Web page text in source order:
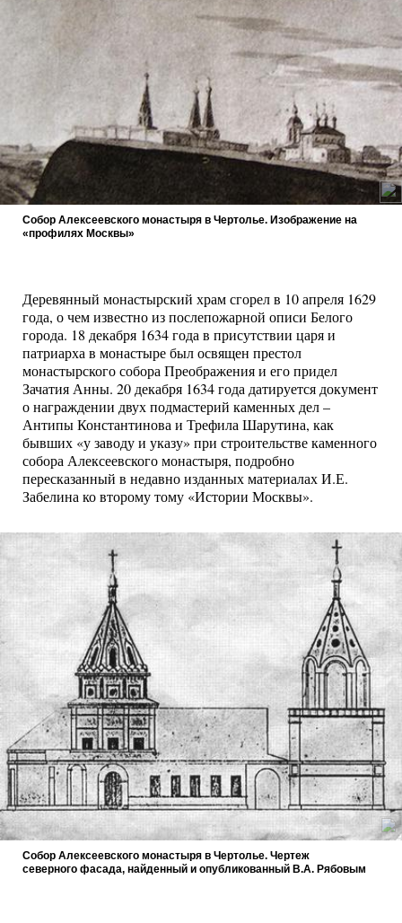
Собор Алексеевского монастыря в Чертолье. Изображение на
«профилях Москвы»
Деревянный монастырский храм сгорел в 10 апреля 1629
года, о чем известно из послепожарной описи Белого
города. 18 декабря 1634 года в присутствии царя и
патриарха в монастыре был освящен престол
монастырского собора Преображения и его придел
Зачатия Анны. 20 декабря 1634 года датируется документ
о награждении двух подмастерий каменных дел –
Антипы Константинова и Трефила Шарутина, как
бывших «у заводу и указу» при строительстве каменного
собора Алексеевского монастыря, подробно
пересказанный в недавно изданных материалах И.Е.
Забелина ко второму тому «Истории Москвы».
Собор Алексеевского монастыря в Чертолье. Чертеж
северного фасада, найденный и опубликованный В.А. Рябовым